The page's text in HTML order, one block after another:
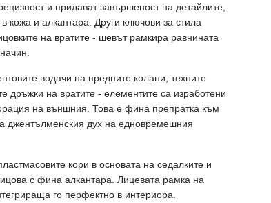
и придават завършеност на детайлите,
кожа и алкантара. Други ключови за стила
на вратите - шевът рамкира равнината
водачи на предните колани, техните
дръжки на вратите - елементите са изработени
на външния. Това е фина препратка към
джентълменския дух на едновремешния
кори в основата на седалките и
с фина алкантара. Лицевата рамка на
го перфектно в интериора.